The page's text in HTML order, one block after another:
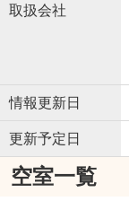
取扱会社
情報更新日
更新予定日
空室一覧